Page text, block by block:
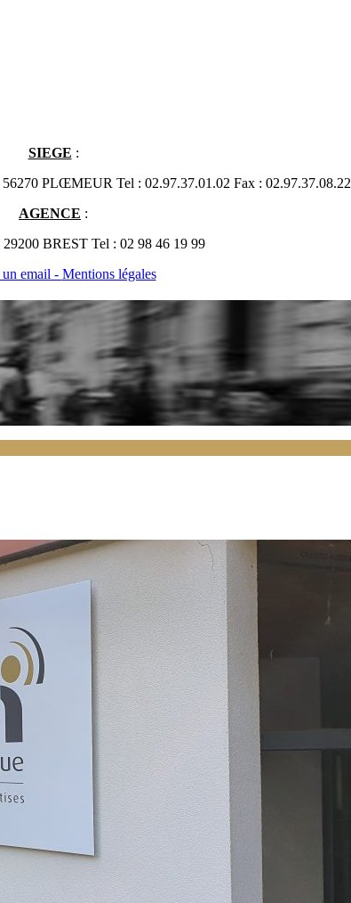
SIEGE :
56270 PLŒMEUR Tel : 02.97.37.01.02 Fax : 02.97.37.08.22
AGENCE :
29200 BREST Tel : 02 98 46 19 99
email - Mentions légales